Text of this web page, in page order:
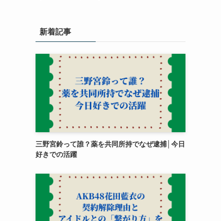
新着記事
三野宮鈴って誰？薬を共同所持でなぜ逮捕│今日
好きでの活躍